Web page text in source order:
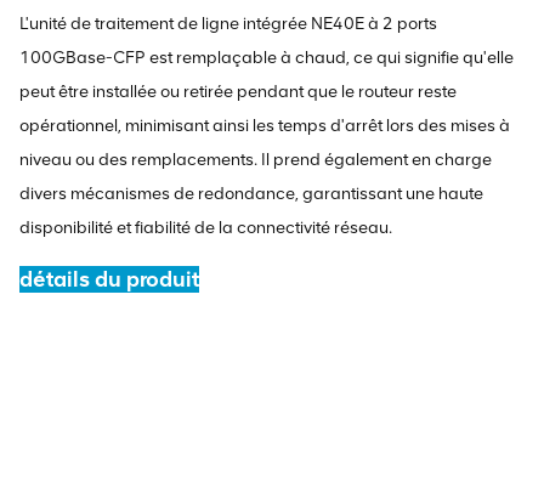
L'unité de traitement de ligne intégrée NE40E à 2 ports
100GBase-CFP est remplaçable à chaud, ce qui signifie qu'elle
peut être installée ou retirée pendant que le routeur reste
opérationnel, minimisant ainsi les temps d'arrêt lors des mises à
niveau ou des remplacements. Il prend également en charge
divers mécanismes de redondance, garantissant une haute
disponibilité et fiabilité de la connectivité réseau.
détails du produit